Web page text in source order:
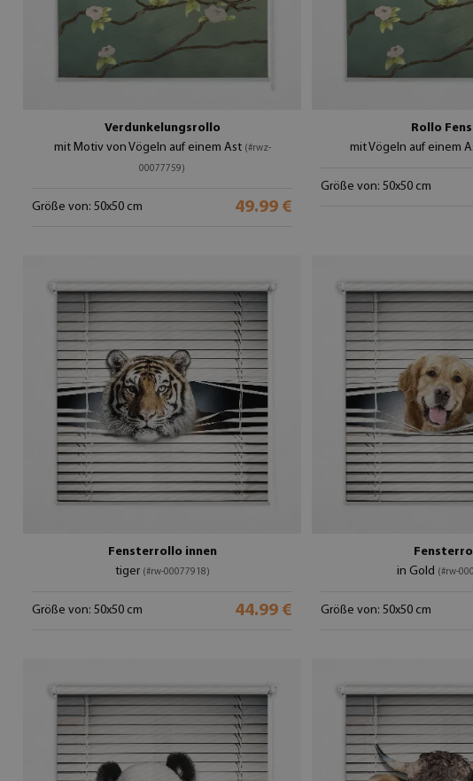
Verdunkelungsrollo
mit Motiv von Vögeln auf einem Ast (#rwz-
00077759)
Größe von: 50x50 cm 49.99 €
Rollo
mit Vögeln auf einem
Größe von: 50x50 cm
Fensterrollo innen
tiger (#rw-00077918)
Größe von: 50x50 cm 44.99 €
in Gold (#rw-
Größe von: 50x50 cm